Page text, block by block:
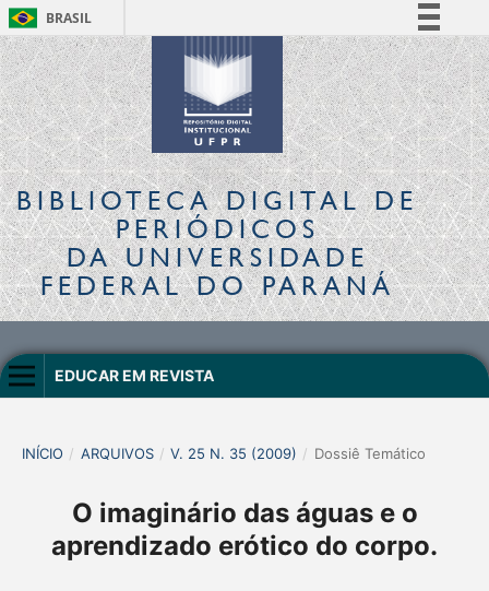
BRASIL
Simplifique!
Comunica BR
Participe
Acesso à informação
Legislação
Canais
BIBLIOTECA DIGITALDE
PERIÓDICOS
DA UNIVERSIDADE
FEDERAL DO PARANÁ
EDUCAR EM REVISTA
INÍCIO / ARQUIVOS / V. 25 N. 35 (2009) / Dossiê Temático
O imaginário das águas e o
aprendizado erótico do corpo.